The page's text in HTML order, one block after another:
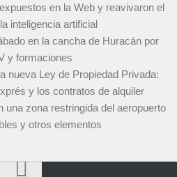
en la Web y reavivaron el
inteligencia artificial
en la cancha de Huracán por
y formaciones
nueva Ley de Propiedad Privada:
y los contratos de alquiler
una zona restringida del aeropuerto
y otros elementos